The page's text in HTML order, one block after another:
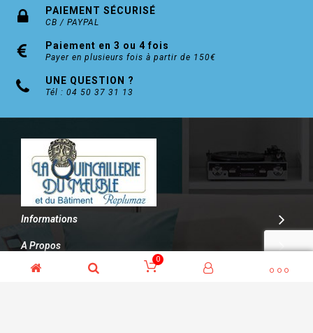
PAIEMENT SÉCURISÉ
CB / PAYPAL
Paiement en 3 ou 4 fois
Payer en plusieurs fois à partir de 150€
UNE QUESTION ?
Tél : 04 50 37 31 13
Informations
A Propos
Contact
0